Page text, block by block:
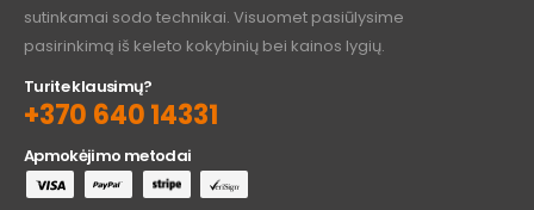
sutinkamai sodo technikai. Visuomet pasiūlysime
pasirinkimą iš keleto kokybinių bei kainos lygių.
Turite klausimų?
+370 640 14331
Apmokėjimo metodai